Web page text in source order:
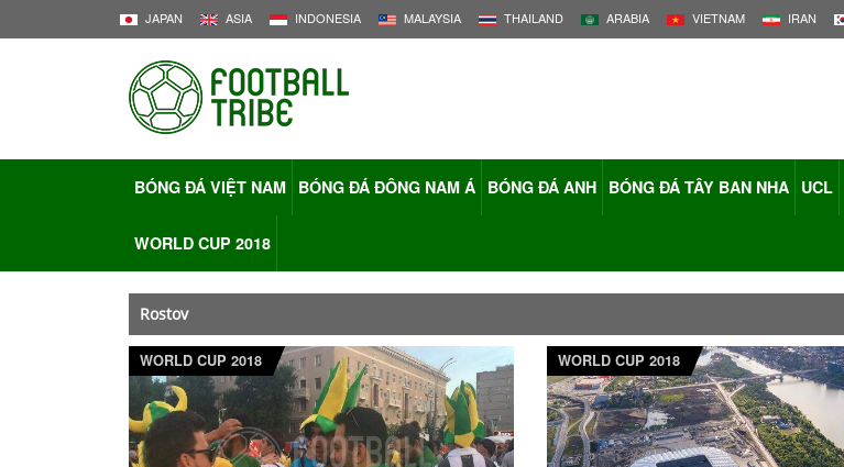
JAPAN ASIA INDONESIA MALAYSIA THAILAND ARABIA VIETNAM IRAN
BÓNG ĐÁ VIỆT NAM BÓNG ĐÁ ĐÔNG NAM Á BÓNG ĐÁ ANH BÓNG ĐÁ TÂY BAN NHA UCL
WORLD CUP 2018
Rostov
WORLD CUP 2018 WORLD CUP 2018